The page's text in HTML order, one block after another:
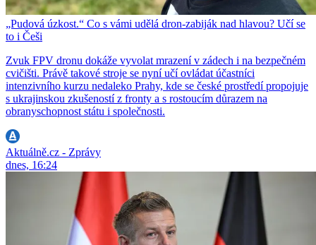
„Pudová úzkost.“ Co s vámi udělá dron-zabiják nad hlavou? Učí se
to i Češi
Zvuk FPV dronu dokáže vyvolat mrazení v zádech i na bezpečném
cvičišti. Právě takové stroje se nyní učí ovládat účastníci
intenzivního kurzu nedaleko Prahy, kde se české prostředí propojuje
s ukrajinskou zkušeností z fronty a s rostoucím důrazem na
obranyschopnost státu i společnosti.
Aktuálně.cz - Zprávy
dnes, 16:24